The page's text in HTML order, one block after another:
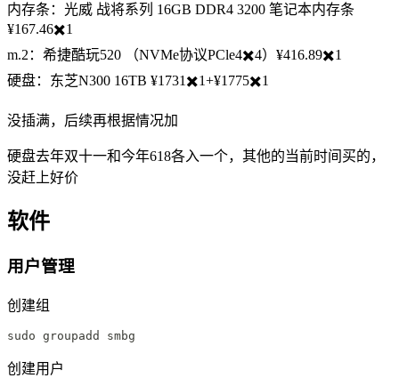
内存条：光威 战将系列 16GB DDR4 3200 笔记本内存条
¥167.46✖️1
m.2：希捷酷玩520 （NVMe协议PCle4✖️4）¥416.89✖️1
硬盘：东芝N300 16TB ¥1731✖️1+¥1775✖️1
没插满，后续再根据情况加
硬盘去年双十一和今年618各入一个，其他的当前时间买的，
没赶上好价
软件
用户管理
创建组
sudo groupadd smbg
创建用户